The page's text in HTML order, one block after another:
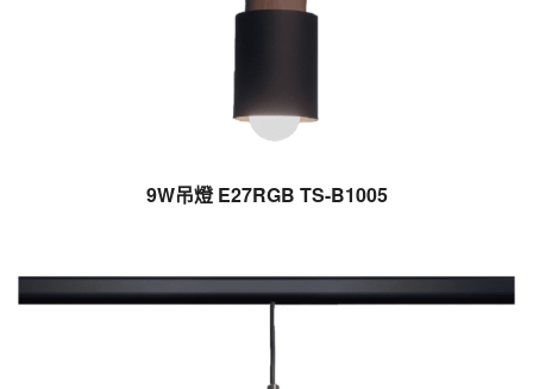
9W吊燈 E27RGB TS-B1005